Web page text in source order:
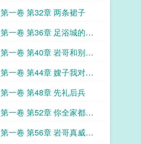
第一卷 第32章 两条裙子
第一卷 第36章 足浴城的二
三事
第一卷 第40章 岩哥和别人
不一样
第一卷 第44章 嫂子我对不
起你
第一卷 第48章 先礼后兵
第一卷 第52章 你全家都是
叼毛
第一卷 第56章 岩哥真威风